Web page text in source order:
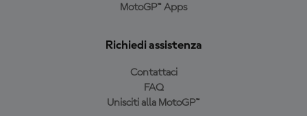
MotoGP™ Apps
Richiedi assistenza
Contattaci
FAQ
Unisciti alla MotoGP™